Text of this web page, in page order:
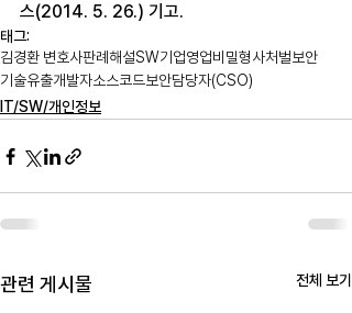
스(2014. 5. 26.) 기고.
태그:
김경환 변호사판례해설SW기업영업비밀형사처벌보안
기술유출개발자소스코드보안담당자(CSO)
IT/SW/개인정보
관련 게시물 전체 보기